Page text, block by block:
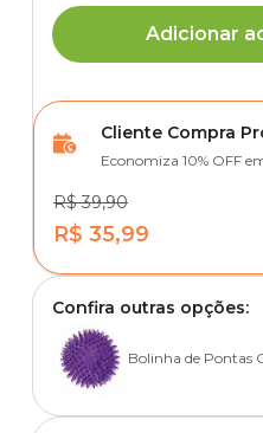
Adicionar
Cliente Compra
Economiza 10% OFF
R$ 39,90
R$ 35,99
Confira outras opções:
Bolinha de Pontas